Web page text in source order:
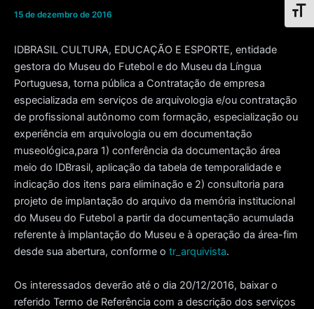
15 de dezembro de 2016
IDBRASIL CULTURA, EDUCAÇÃO E ESPORTE, entidade
gestora do Museu do Futebol e do Museu da Língua
Portuguesa, torna pública a Contratação de empresa
especializada em serviços de arquivologia e/ou contratação
de profissional autônomo com formação, especialização ou
experiência em arquivologia ou em documentação
museológica,para 1) conferência da documentação área
meio do IDBrasil, aplicação da tabela de temporalidade e
indicação dos itens para eliminação e 2) consultoria para
projeto de implantação do arquivo da memória institucional
do Museu do Futebol a partir da documentação acumulada
referente à implantação do Museu e à operação da área-fim
desde sua abertura, conforme o tr_arquivista.
Os interessados deverão até o dia 20/12/2016, baixar o
referido Termo de Referência com a descrição dos serviços